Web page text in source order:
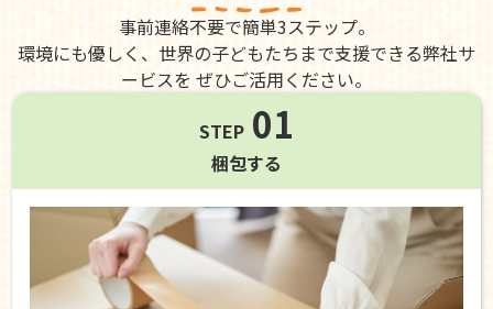
事前連絡不要で簡単3ステップ。
環境にも優しく、世界の子どもたちまで支援できる弊社サ
ービスを ぜひご活用ください。
STEP 01
梱包する